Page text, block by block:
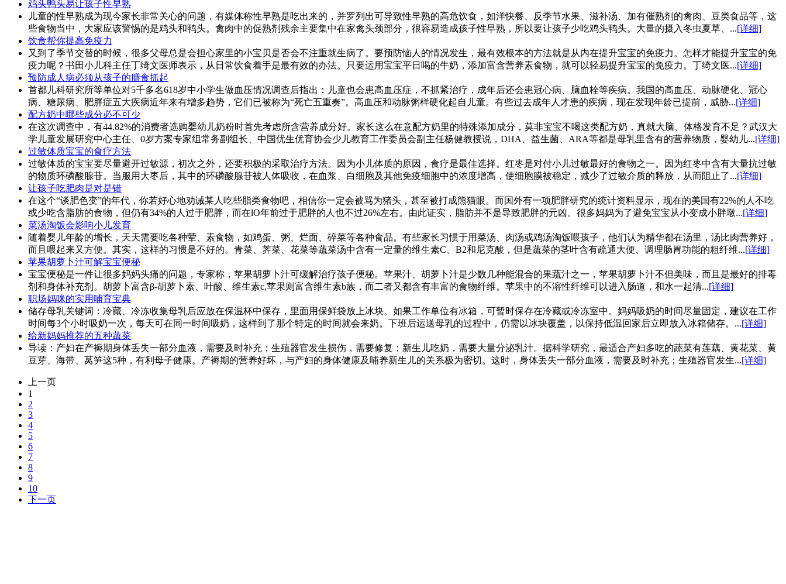
鸡头鸭头易让孩子性早熟
儿童的性早熟成为现今家长非常关心的问题，有媒体称性早熟是吃出来的，并罗列出可导致性早熟的高危饮食，如洋快餐、反季节水果、滋补汤、加有催熟剂的禽肉、豆类食品等，这
些食物当中，大家应该警惕的是鸡头和鸭头。禽肉中的促熟剂残余主要集中在家禽头颈部分，很容易造成孩子性早熟，所以要让孩子少吃鸡头鸭头。大量的摄入冬虫夏草、...[详细]
饮食帮你提高免疫力
又到了季节交替的时候，很多父母总是会担心家里的小宝贝是否会不注重就生病了。要预防恼人的情况发生，最有效根本的方法就是从内在提升宝宝的免疫力。怎样才能提升宝宝的免
疫力呢？书田小儿科主任丁绮文医师表示，从日常饮食着手是最有效的办法。只要运用宝宝平日喝的牛奶，添加富含营养素食物，就可以轻易提升宝宝的免疫力。丁绮文医...[详细]
预防成人病必须从孩子的膳食抓起
首都儿科研究所等单位对5千多名618岁中小学生做血压情况调查后指出：儿童也会患高血压症，不抓紧治疗，成年后还会患冠心病、脑血栓等疾病。我国的高血压、动脉硬化、冠心
病、糖尿病、肥胖症五大疾病近年来有增多趋势，它们已被称为“死亡五重奏”。高血压和动脉粥样硬化起自儿童。有些过去成年人才患的疾病，现在发现年龄已提前，威胁...[详细]
配方奶中哪些成分必不可少
在这次调查中，有44.82%的消费者选购婴幼儿奶粉时首先考虑所含营养成分好。家长这么在意配方奶里的特殊添加成分，莫非宝宝不喝这类配方奶，真就大脑、体格发育不足？武汉大
学儿童发展研究中心主任、0岁方案专家组常务副组长、中国优生优育协会少儿教育工作委员会副主任杨健教授说，DHA、益生菌、ARA等都是母乳里含有的营养物质，婴幼儿...[详细]
过敏体质宝宝的食疗方法
过敏体质的宝宝要尽量避开过敏源，初次之外，还要积极的采取治疗方法。因为小儿体质的原因，食疗是最佳选择。红枣是对付小儿过敏最好的食物之一。因为红枣中含有大量抗过敏
的物质环磷酸腺苷。当服用大枣后，其中的环磷酸腺苷被人体吸收，在血浆、白细胞及其他免疫细胞中的浓度增高，使细胞膜被稳定，减少了过敏介质的释放，从而阻止了...[详细]
让孩子吃肥肉是对是错
在这个“谈肥色变”的年代，你若好心地劝诫某人吃些脂类食物吧，相信你一定会被骂为猪头，甚至被打成熊猫眼。而国外有一项肥胖研究的统计资料显示，现在的美国有22%的人不吃
或少吃含脂肪的食物，但仍有34%的人过于肥胖，而在lO年前过于肥胖的人也不过26%左右。由此证实，脂肪并不是导致肥胖的元凶。很多妈妈为了避免宝宝从小变成小胖墩...[详细]
菜汤淘饭会影响小儿发育
随着婴儿年龄的增长，天天需要吃各种荤、素食物，如鸡蛋、粥、烂面、碎菜等各种食品。有些家长习惯于用菜汤、肉汤或鸡汤淘饭喂孩子，他们认为精华都在汤里，汤比肉营养好，
而且喂起来又方便。其实，这样的习惯是不好的。青菜、荠菜、花菜等蔬菜汤中含有一定量的维生素C、B2和尼克酸，但是蔬菜的茎叶含有疏通大便、调理肠胃功能的粗纤维...[详细]
苹果胡萝卜汁可解宝宝便秘
宝宝便秘是一件让很多妈妈头痛的问题，专家称，苹果胡萝卜汁可缓解治疗孩子便秘。苹果汁、胡萝卜汁是少数几种能混合的果蔬汁之一，苹果胡萝卜汁不但美味，而且是最好的排毒
剂和身体补充剂。胡萝卜富含β-胡萝卜素、叶酸、维生素c,苹果则富含维生素b族，而二者又都含有丰富的食物纤维。苹果中的不溶性纤维可以进入肠道，和水一起清...[详细]
职场妈咪的实用哺育宝典
储存母乳关键词：冷藏、冷冻收集母乳后应放在保温杯中保存，里面用保鲜袋放上冰块。如果工作单位有冰箱，可暂时保存在冷藏或冷冻室中。妈妈吸奶的时间尽量固定，建议在工作
时间每3个小时吸奶一次，每天可在同一时间吸奶，这样到了那个特定的时间就会来奶。下班后运送母乳的过程中，仍需以冰块覆盖，以保持低温回家后立即放入冰箱储存。...[详细]
给新妈妈推荐的五种蔬菜
导读：产妇在产褥期身体丢失一部分血液，需要及时补充；生殖器官发生损伤，需要修复；新生儿吃奶，需要大量分泌乳汁。据科学研究，最适合产妇多吃的蔬菜有莲藕、黄花菜、黄
豆芽、海带、莴笋这5种，有利母子健康。产褥期的营养好坏，与产妇的身体健康及哺养新生儿的关系极为密切。这时，身体丢失一部分血液，需要及时补充；生殖器官发生...[详细]
上一页
1
2
3
4
5
6
7
8
9
10
下一页